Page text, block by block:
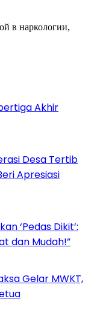
в наркологии,
Akhir
Desa Tertib
Apresiasi
‘Pedas Dikit’:
dan Mudah!”
Gelar MWKT,